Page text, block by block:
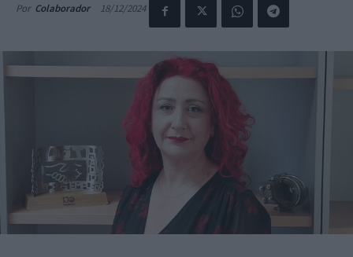
Por Colaborador 18/12/2024